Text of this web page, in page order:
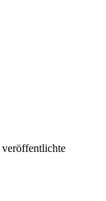
veröffentlichte